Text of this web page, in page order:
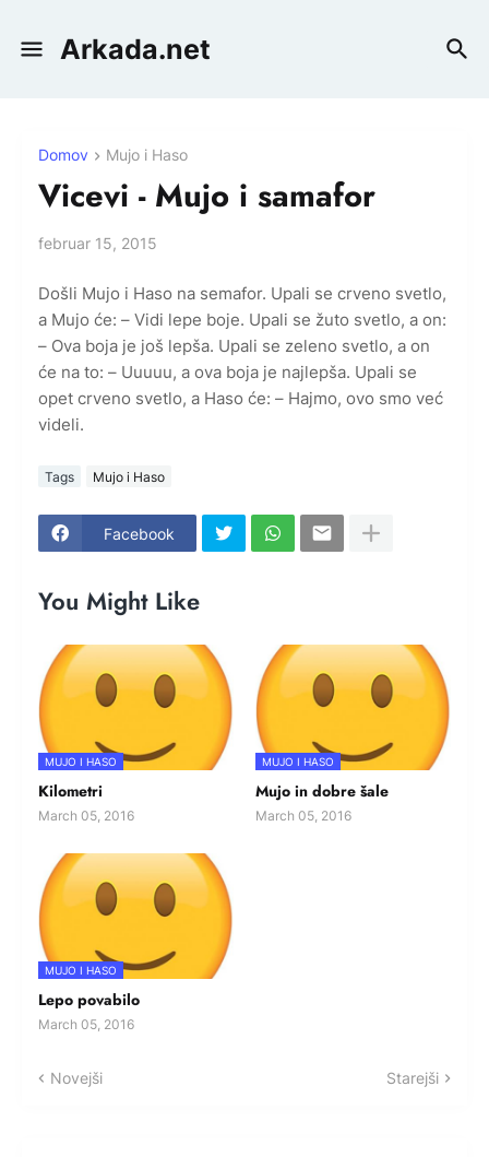
Arkada.net
Domov Mujo i Haso
Vicevi - Mujo i samafor
februar 15, 2015
Došli Mujo i Haso na semafor. Upali se crveno svetlo,
a Mujo će: – Vidi lepe boje. Upali se žuto svetlo, a on:
– Ova boja je još lepša. Upali se zeleno svetlo, a on
će na to: – Uuuuu, a ova boja je najlepša. Upali se
opet crveno svetlo, a Haso će: – Hajmo, ovo smo već
videli.
Tags Mujo i Haso
Facebook
You Might Like
MUJO I HASO
Kilometri
March 05, 2016
MUJO I HASO
Mujo in dobre šale
March 05, 2016
MUJO I HASO
Lepo povabilo
March 05, 2016
Novejši Starejši